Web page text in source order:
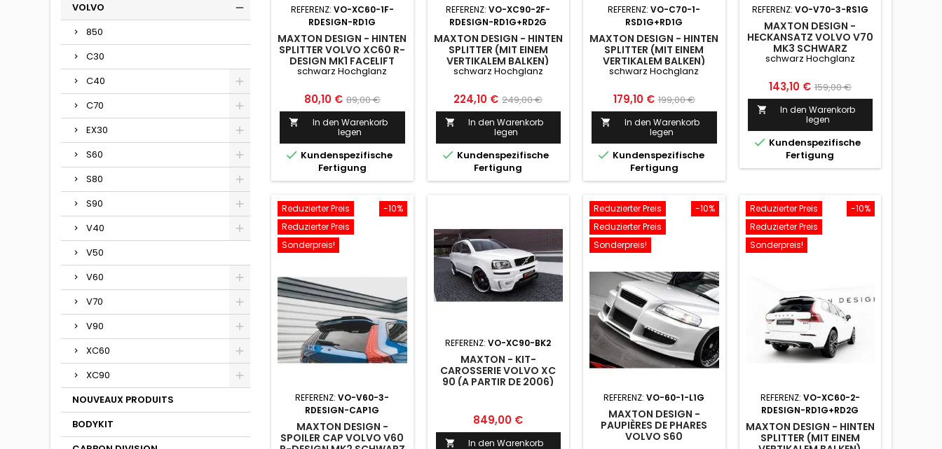
VOLVO
850
C30
C40
C70
EX30
S60
S80
S90
V40
V50
V60
V70
V90
XC60
XC90
NOUVEAUX PRODUITS
BODYKIT
REFERENZ: VO-XC60-1F-
RDESIGN-RD1G
MAXTON DESIGN - HINTEN
SPLITTER VOLVO XC60 R-
DESIGN MK1 FACELIFT
SCHWARZ HOCHGLANZ
schwarz Hochglanz
Preis
80,10 € Normaler
Preis
89,00 €

In den Warenkorb
legen
 Kundenspezifische
Fertigung
REFERENZ:VO-XC90-2F-
RDESIGN-RD1G+RD2G
MAXTON DESIGN - HINTEN
SPLITTER (MIT EINEM
VERTIKALEM BALKEN)
VOLVO XC90 R-DESIGN
SCHWARZ HOCHGLANZ
schwarz Hochglanz
Preis
224,10 € Normaler
Preis
249,00 €

In den Warenkorb
legen
 Kundenspezifische
Fertigung
REFERENZ:VO-C70-1-
RSD1G+RD1G
MAXTON DESIGN - HINTEN
SPLITTER (MIT EINEM
VERTIKALEM BALKEN)
VOLVO C70 MK1
schwarz Hochglanz
Preis
179,10 € Normaler
Preis
199,00 €

In den Warenkorb
legen
 Kundenspezifische
Fertigung
REFERENZ: VO-V70-3-RS1G
MAXTON DESIGN -
HECKANSATZ VOLVO V70
MK3 SCHWARZ
HOCHGLANZ
schwarz Hochglanz
Preis
143,10 € Normaler
Preis
159,00 €

In den Warenkorb
legen
 Kundenspezifische
Fertigung
-10%
Reduzierter Preis
Reduzierter Preis
Sonderpreis!
REFERENZ:VO-V60-3-
RDESIGN-CAP1G
MAXTON DESIGN -
SPOILER CAP VOLVO V60
REFERENZ:VO-XC90-BK2
MAXTON - KIT-
CAROSSERIE VOLVO XC
90 (A PARTIR DE 2006)
Preis
849,00 €

In den Warenkorb
-10%
Reduzierter Preis
Reduzierter Preis
Sonderpreis!
REFERENZ:VO-60-1-L1G
MAXTON DESIGN -
PAUPIÈRES DE PHARES
VOLVO S60
-10%
Reduzierter Preis
Reduzierter Preis
Sonderpreis!
REFERENZ: VO-XC60-2-
RDESIGN-RD1G+RD2G
MAXTON DESIGN - HINTEN
SPLITTER (MIT EINEM